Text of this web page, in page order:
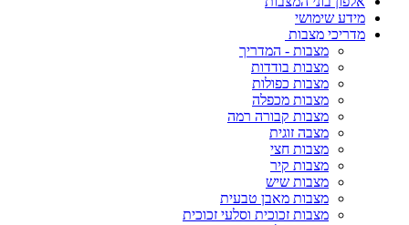
מידע שימושי
מדריכי מצבות
מצבות - המדריך
מצבות בודדות
מצבות כפולות
מצבות מכפלה
מצבות קבורה רמה
מצבה זוגית
מצבות חצי
מצבות קיר
מצבות שיש
מצבות מאבן טבעית
מצבות זכוכית וסלעי זכוכית